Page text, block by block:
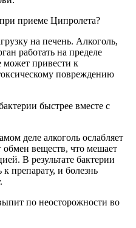
приеме Ципролета?
на печень. Алкоголь,
работать на пределе
может привести к
повреждению
быстрее вместе с
деле алкоголь ослабляет
веществ, что мешает
В результате бактерии
препарату, и болезнь
по неосторожности во